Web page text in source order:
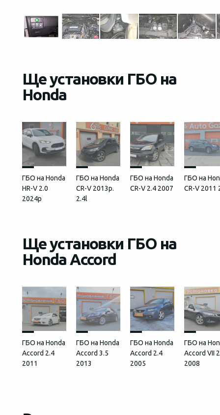
Ще установки ГБО на
Honda
ГБО на Honda
HR-V 2.0
2024р
ГБО на Honda
CR-V 2013р.
2.4l
ГБО на Honda
CR-V 2.4 2007
ГБО на
CR-V 2011
Ще установки ГБО на
Honda Accord
ГБО на Honda
Accord 2.4
2011
ГБО на Honda
Accord 3.5
2013
ГБО на Honda
Accord 2.4
2005
ГБО на
Accord VII
2008